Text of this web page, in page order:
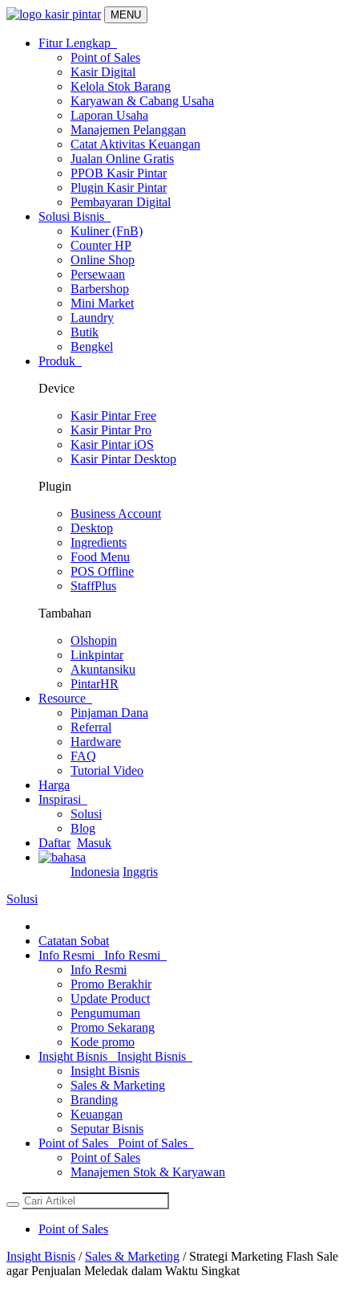
MENU
Fitur Lengkap
Point of Sales
Kasir Digital
Kelola Stok Barang
Karyawan & Cabang Usaha
Laporan Usaha
Manajemen Pelanggan
Catat Aktivitas Keuangan
Jualan Online Gratis
PPOB Kasir Pintar
Plugin Kasir Pintar
Pembayaran Digital
Solusi Bisnis
Kuliner (FnB)
Counter HP
Online Shop
Persewaan
Barbershop
Mini Market
Laundry
Butik
Bengkel
Produk
Device
Kasir Pintar Free
Kasir Pintar Pro
Kasir Pintar iOS
Kasir Pintar Desktop
Plugin
Business Account
Desktop
Ingredients
Food Menu
POS Offline
StaffPlus
Tambahan
Olshopin
Linkpintar
Akuntansiku
PintarHR
Resource
Pinjaman Dana
Referral
Hardware
FAQ
Tutorial Video
Harga
Inspirasi
Solusi
Blog
Daftar Masuk
Indonesia Inggris
Solusi
Catatan Sobat
Info Resmi
Info Resmi
Info Resmi
Promo Berakhir
Update Product
Pengumuman
Promo Sekarang
Kode promo
Insight Bisnis
Insight Bisnis
Insight Bisnis
Sales & Marketing
Branding
Keuangan
Seputar Bisnis
Point of Sales
Point of Sales
Point of Sales
Manajemen Stok & Karyawan
Point of Sales
Insight Bisnis / Sales & Marketing / Strategi Marketing Flash Sale
agar Penjualan Meledak dalam Waktu Singkat